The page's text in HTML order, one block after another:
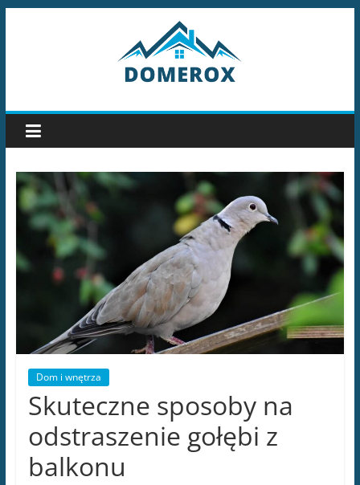
Domerox
Dom i wnętrza
Skuteczne sposoby na
odstraszenie gołębi z
balkonu